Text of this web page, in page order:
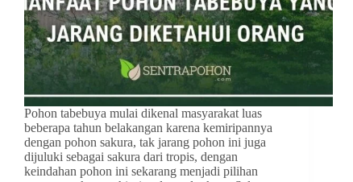
Pohon tabebuya mulai dikenal masyarakat luas
beberapa tahun belakangan karena kemiripannya
dengan pohon sakura, tak jarang pohon ini juga
dijuluki sebagai sakura dari tropis, dengan
keindahan pohon ini sekarang menjadi pilihan